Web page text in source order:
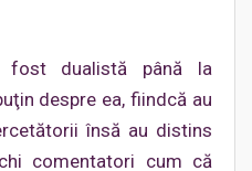
fost dualistă până la
despre ea, fiindcă au
însă au distins
comentatori cum că